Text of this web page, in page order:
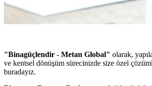
"Binagüçlendir - Metan Global" olarak,
ve kentsel dönüşüm sürecinizde size özel
buradayız.